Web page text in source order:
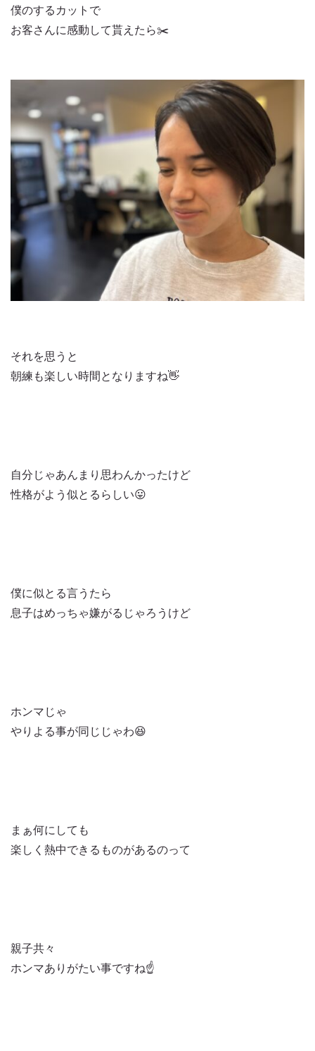
僕のするカットで
お客さんに感動して貰えたら✂️
それを思うと
朝練も楽しい時間となりますね👋
自分じゃあんまり思わんかったけど
性格がよう似とるらしい😛
僕に似とる言うたら
息子はめっちゃ嫌がるじゃろうけど
ホンマじゃ
やりよる事が同じじゃわ😆
まぁ何にしても
楽しく熱中できるものがあるのって
親子共々
ホンマありがたい事ですね☝️